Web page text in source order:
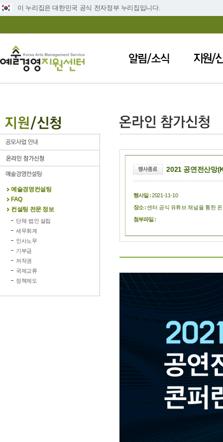
이 누리집은 대한민국 공식 전자정부 누리집입니다.
예술경영컨설팅
FAQ
컨설팅 전문 정보
단체·법인 설립
세무회계
인사노무
기부금
저작권
국제교류
정책제도
2021 공연전산망
행사일 :2021-11-10
장소 :센터 공식 유튜브 채널을 통한
첨부파일 :